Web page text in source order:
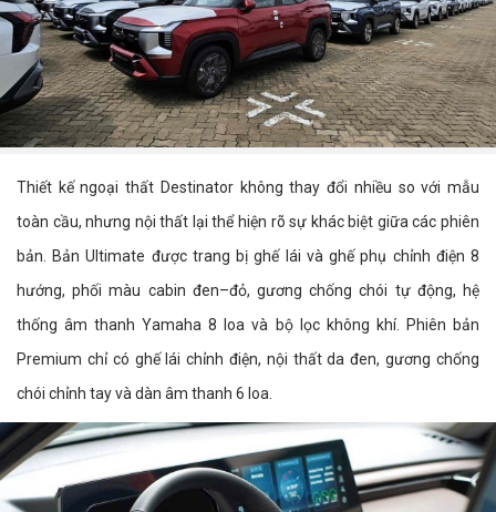
Thiết kế ngoại thất Destinator không thay đổi nhiều so với mẫu
toàn cầu, nhưng nội thất lại thể hiện rõ sự khác biệt giữa các phiên
bản. Bản Ultimate được trang bị ghế lái và ghế phụ chỉnh điện 8
hướng, phối màu cabin đen–đỏ, gương chống chói tự động, hệ
thống âm thanh Yamaha 8 loa và bộ lọc không khí. Phiên bản
Premium chỉ có ghế lái chỉnh điện, nội thất da đen, gương chống
chói chỉnh tay và dàn âm thanh 6 loa.